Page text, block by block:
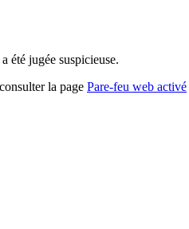
été jugée suspicieuse.
la page Pare-feu web activé